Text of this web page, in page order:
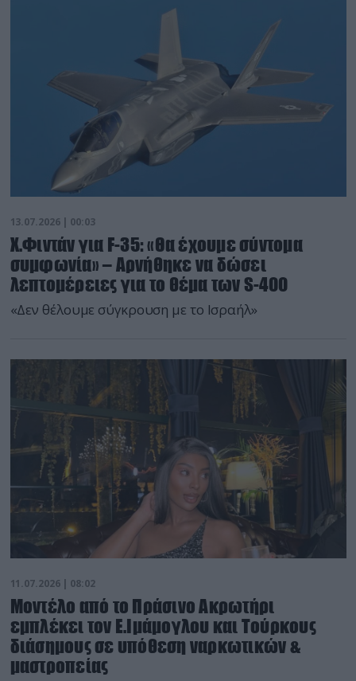
13.07.2026 | 00:03
Χ.Φιντάν για F-35: «Θα έχουμε σύντομα
συμφωνία» – Αρνήθηκε να δώσει
λεπτομέρειες για το θέμα των S-400
«Δεν θέλουμε σύγκρουση με το Ισραήλ»
11.07.2026 | 08:02
Μοντέλο από το Πράσινο Ακρωτήρι
εμπλέκει τον Ε.Ιμάμογλου και Τούρκους
διάσημους σε υπόθεση ναρκωτικών &
μαστροπείας